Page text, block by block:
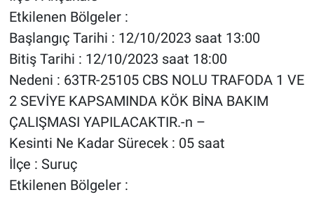
Etkilenen Bölgeler :
Başlangıç Tarihi : 12/10/2023 saat 13:00
Bitiş Tarihi : 12/10/2023 saat 18:00
Nedeni : 63TR-25105 CBS NOLU TRAFODA 1 VE
2 SEVİYE KAPSAMINDA KÖK BİNA BAKIM
ÇALIŞMASI YAPILACAKTIR.-n –
Kesinti Ne Kadar Sürecek : 05 saat
İlçe : Suruç
Etkilenen Bölgeler :